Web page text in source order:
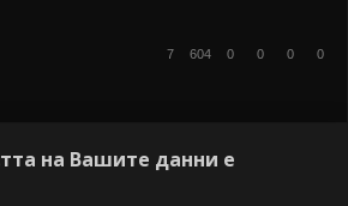
7 604 0 0 0 0
на Вашите данни е